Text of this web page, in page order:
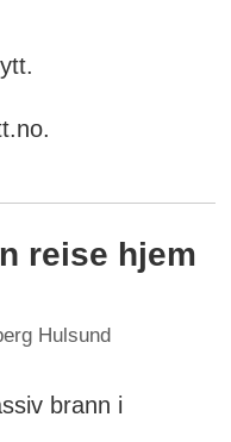
reise hjem
Hulsund
brann i